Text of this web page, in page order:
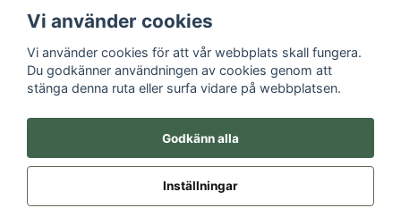
Vi använder cookies
Vi använder cookies för att vår webbplats skall fungera.
Du godkänner användningen av cookies genom att
stänga denna ruta eller surfa vidare på webbplatsen.
Godkänn alla
Inställningar